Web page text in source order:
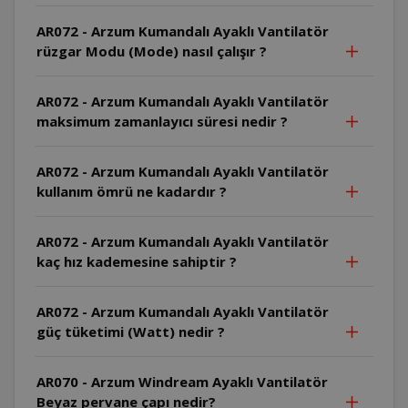
AR072 - Arzum Kumandalı Ayaklı Vantilatör
rüzgar Modu (Mode) nasıl çalışır ?
AR072 - Arzum Kumandalı Ayaklı Vantilatör
maksimum zamanlayıcı süresi nedir ?
AR072 - Arzum Kumandalı Ayaklı Vantilatör
kullanım ömrü ne kadardır ?
AR072 - Arzum Kumandalı Ayaklı Vantilatör
kaç hız kademesine sahiptir ?
AR072 - Arzum Kumandalı Ayaklı Vantilatör
güç tüketimi (Watt) nedir ?
AR070 - Arzum Windream Ayaklı Vantilatör
Beyaz pervane çapı nedir?